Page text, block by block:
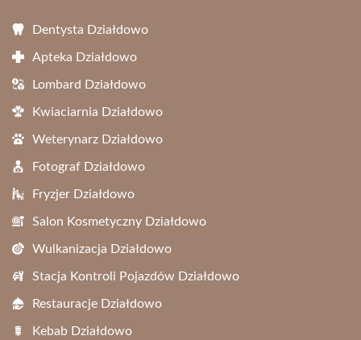
Dentysta Działdowo
Apteka Działdowo
Lombard Działdowo
Kwiaciarnia Działdowo
Weterynarz Działdowo
Fotograf Działdowo
Fryzjer Działdowo
Salon Kosmetyczny Działdowo
Wulkanizacja Działdowo
Stacja Kontroli Pojazdów Działdowo
Restauracje Działdowo
Kebab Działdowo